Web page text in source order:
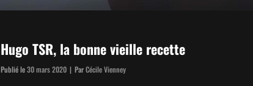
Hugo TSR, la bonne vieille recette
Publié le30 mars 2020 | ParByline
Cécile Vienney